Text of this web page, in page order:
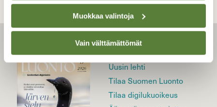
Muokkaa valintoja
Vain välttämättömät
LEHTI
Uusin lehti
Tilaa Suomen Luonto
Tilaa digilukuoikeus